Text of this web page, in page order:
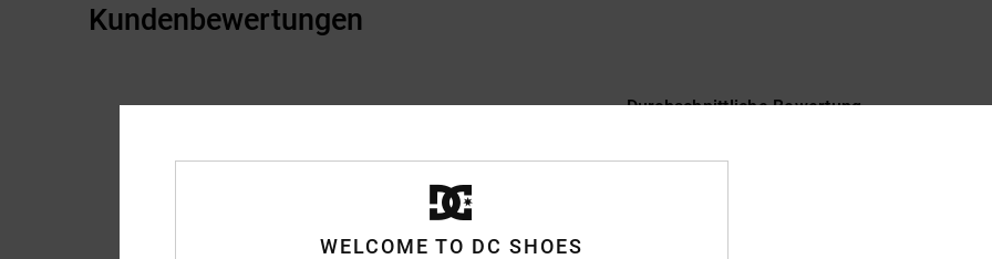
Kundenbewertungen
Durchschnittliche Bewertung
4.1
basierend auf
WELCOME TO DC SHOES